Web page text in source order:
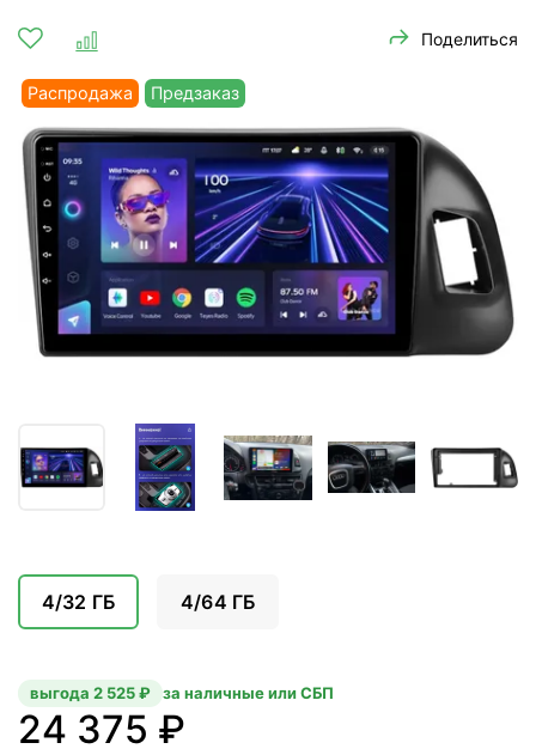
Поделиться
Распродажа Предзаказ
4/32 ГБ 4/64 ГБ
24 375 ₽
выгода 2 525 ₽ за наличные или СБП